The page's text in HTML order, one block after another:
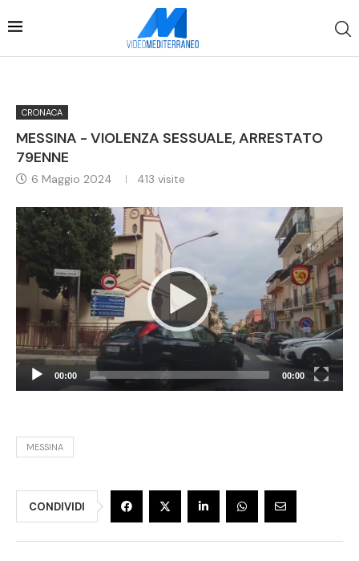
CRONACA
MESSINA - VIOLENZA SESSUALE, ARRESTATO
79ENNE
6 Maggio 2024 413 visite
Video
Player
00:00 00:00
MESSINA
CONDIVIDI